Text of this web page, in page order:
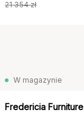
21 354 zł
W magazynie
Fredericia Furniture